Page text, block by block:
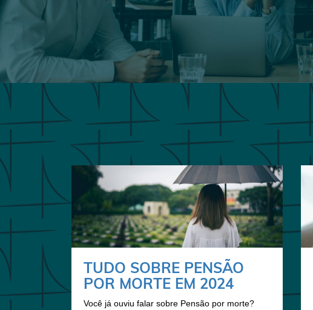
TUDO SOBRE PENSÃO
POR MORTE EM 2024
Você já ouviu falar sobre Pensão por morte?